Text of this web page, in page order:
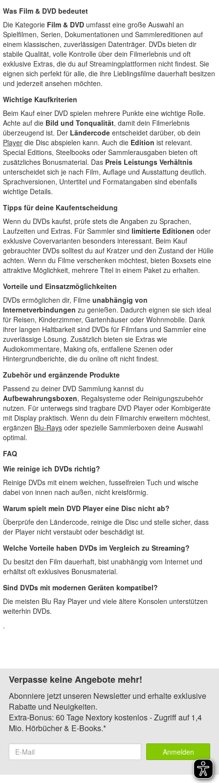
Was Film & DVD bedeutet
Die Kategorie Film & DVD umfasst eine große Auswahl an
Spielfilmen, Serien, Dokumentationen und Sammlereditionen auf
einem klassischen, zuverlässigen Datenträger. DVDs bieten dir
stabile Qualität, volle Kontrolle über dein Filmerlebnis und oft
exklusive Extras, die du auf Streamingplattformen nicht findest. Sie
eignen sich perfekt für alle, die ihre Lieblingsfilme dauerhaft besitzen
und jederzeit ansehen möchten.
Wichtige Kaufkriterien
Beim Kauf einer DVD spielen mehrere Punkte eine wichtige Rolle.
Achte auf die Bild und Tonqualität, damit dein Filmerlebnis
überzeugend ist. Der Ländercode entscheidet darüber, ob dein
Player die Disc abspielen kann. Auch die Edition ist relevant.
Special Editions, Steelbooks oder Sammlerausgaben bieten oft
zusätzliches Bonusmaterial. Das Preis Leistungs Verhältnis
unterscheidet sich je nach Film, Auflage und Ausstattung deutlich.
Sprachversionen, Untertitel und Formatangaben sind ebenfalls
wichtige Details.
Tipps für deine Kaufentscheidung
Wenn du DVDs kaufst, prüfe stets die Angaben zu Sprachen,
Laufzeiten und Extras. Für Sammler sind limitierte Editionen oder
exklusive Covervarianten besonders interessant. Beim Kauf
gebrauchter DVDs solltest du auf Kratzer und den Zustand der Hülle
achten. Wenn du Filme verschenken möchtest, bieten Boxsets eine
attraktive Möglichkeit, mehrere Titel in einem Paket zu erhalten.
Vorteile und Einsatzmöglichkeiten
DVDs ermöglichen dir, Filme unabhängig von
Internetverbindungen zu genießen. Dadurch eignen sie sich ideal
für Reisen, Kinderzimmer, Gartenhäuser oder Wohnmobile. Dank
ihrer langen Haltbarkeit sind DVDs für Filmfans und Sammler eine
zuverlässige Lösung. Zusätzlich bieten sie Extras wie
Audiokommentare, Making ofs, entfallene Szenen oder
Hintergrundberichte, die du online oft nicht findest.
Zubehör und ergänzende Produkte
Passend zu deiner DVD Sammlung kannst du
Aufbewahrungsboxen, Regalsysteme oder Reinigungszubehör
nutzen. Für unterwegs sind tragbare DVD Player oder Kombigeräte
mit Display praktisch. Wenn du dein Filmarchiv erweitern möchtest,
ergänzen Blu-Rays oder spezielle Sammlerboxen deine Auswahl
optimal.
FAQ
Wie reinige ich DVDs richtig?
Reinige DVDs mit einem weichen, fusselfreien Tuch und wische
dabei von innen nach außen, nicht kreisförmig.
Warum spielt mein DVD Player eine Disc nicht ab?
Überprüfe den Ländercode, reinige die Disc und stelle sicher, dass
der Player nicht verstaubt oder beschädigt ist.
Welche Vorteile haben DVDs im Vergleich zu Streaming?
Du besitzt den Film dauerhaft, bist unabhängig vom Internet und
erhältst oft exklusives Bonusmaterial.
Sind DVDs mit modernen Geräten kompatibel?
Die meisten Blu Ray Player und viele ältere Konsolen unterstützen
weiterhin DVDs.
.
Verpasse keine Angebote mehr!
Abonniere jetzt unseren Newsletter und erhalte exklusive
Rabatte und Neuigkeiten.
Extra-Bonus: 60 Tage Nextory kostenlos - Zugriff auf 1,4
Mio. Hörbücher & E-Books.*
Anmelden